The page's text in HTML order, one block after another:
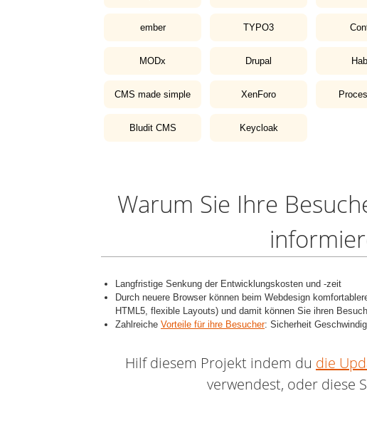
ember TYPO3
MODx Drupal
CMS made simple XenForo
Bludit CMS Keycloak
Warum Sie Ihre
Langfristige Senkung der Entwicklungskosten und -zeit
Durch neuere Browser können beim Webdesign
HTML5, flexible Layouts) und damit können Sie ihren
Zahlreiche Vorteile für ihre Besucher: Sicherheit
Hilf diesem Projekt indem du die
verwendest, oder diese